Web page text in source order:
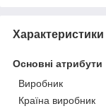
Характеристики
Основні атрибути
Виробник
Країна виробник